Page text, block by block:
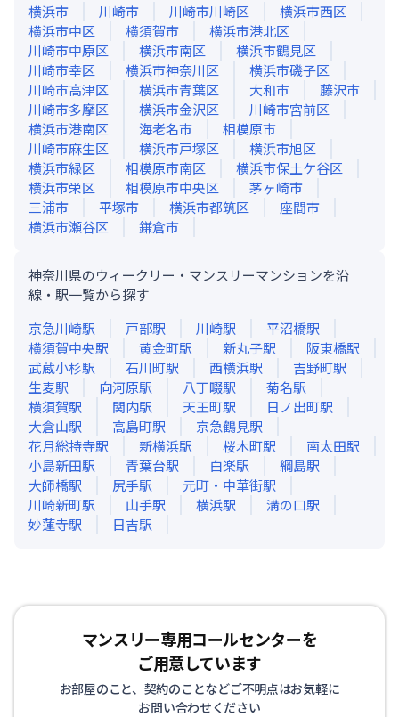
横浜市
川崎市 川崎市川崎区
横浜市西区
横浜市中区
横須賀市
横浜市港北区
川崎市中原区
横浜市南区
横浜市鶴見区
川崎市幸区
横浜市神奈川区
横浜市磯子区
川崎市高津区
横浜市青葉区 大和市
藤沢市
川崎市多摩区
横浜市金沢区
川崎市宮前区
横浜市港南区
海老名市
相模原市
川崎市麻生区
横浜市戸塚区
横浜市旭区
横浜市緑区
相模原市南区
横浜市保土ケ谷区
横浜市栄区
相模原市中央区
茅ヶ崎市
三浦市
平塚市 横浜市都筑区
座間市
横浜市瀬谷区
鎌倉市
神奈川県のウィークリー・マンスリーマンションを沿
線・駅一覧から探す
京急川崎駅 戸部駅 川崎駅 平沼橋駅
横須賀中央駅 黄金町駅 新丸子駅 阪東橋駅
武蔵小杉駅 石川町駅 西横浜駅 吉野町駅
生麦駅 向河原駅 八丁畷駅 菊名駅
横須賀駅 関内駅 天王町駅 日ノ出町駅
大倉山駅 高島町駅 京急鶴見駅
花月総持寺駅 新横浜駅 桜木町駅 南太田駅
小島新田駅 青葉台駅 白楽駅 綱島駅
大師橋駅 尻手駅 元町・中華街駅
川崎新町駅 山手駅 横浜駅 溝の口駅
妙蓮寺駅 日吉駅
マンスリー専用コールセンターを
ご用意しています
お部屋のこと、契約のことなどご不明点はお気軽に
お問い合わせください